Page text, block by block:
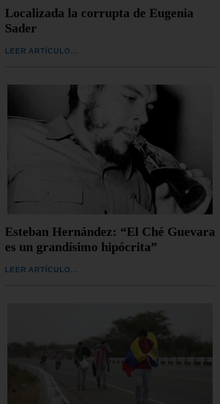
Localizada la corrupta de Eugenia
Sader
LEER ARTÍCULO...
Esteban Hernández: “El Ché Guevara
es un grandísimo hipócrita”
LEER ARTÍCULO...